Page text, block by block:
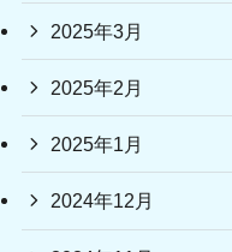
2025年3月
2025年2月
2025年1月
2024年12月